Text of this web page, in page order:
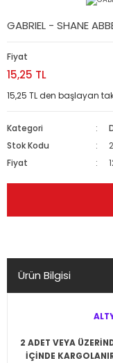
GABRIEL - SHANE
Fiyat
15,25 TL
15,25 TL den başlayan
Kategori
Stok Kodu
Fiyat
Ürün Bilgisi
2 ADET VEYA
İÇİNDE